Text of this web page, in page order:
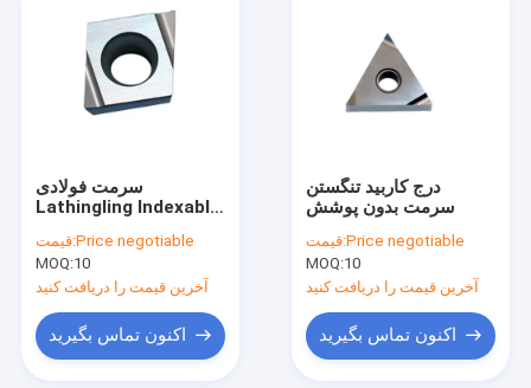
سرمت فولادی
Lathingling Indexable
قیمت:Price negotiable
MOQ:10
آخرین قیمت را دریافت کنید
اکنون تماس بگیرید
درج کاربید تنگستن
سرمت بدون پوشش
قیمت:Price negotiable
MOQ:10
آخرین قیمت را دریافت کنید
اکنون تماس بگیرید